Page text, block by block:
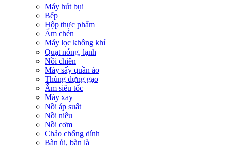
Máy hút bụi
Bếp
Hộp thực phẩm
Ấm chén
Máy lọc không khí
Quạt nóng, lạnh
Nồi chiên
Máy sấy quần áo
Thùng đựng gạo
Ấm siêu tốc
Máy xay
Nồi áp suất
Nồi niêu
Nồi cơm
Chảo chống dính
Bàn ủi, bàn là